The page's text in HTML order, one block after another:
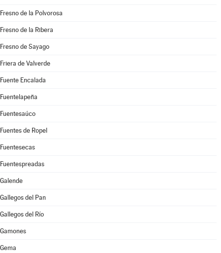
Fresno de la Polvorosa
Fresno de la Ribera
Fresno de Sayago
Friera de Valverde
Fuente Encalada
Fuentelapeña
Fuentesaúco
Fuentes de Ropel
Fuentesecas
Fuentespreadas
Galende
Gallegos del Pan
Gallegos del Río
Gamones
Gema